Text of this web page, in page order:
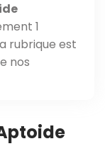
1
rubrique est
nos